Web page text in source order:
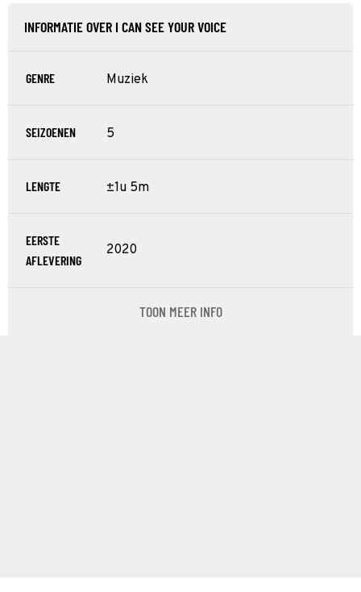
INFORMATIE OVER I CAN SEE YOUR VOICE
GENRE Muziek
SEIZOENEN 5
LENGTE ±1u 5m
EERSTE
AFLEVERING
2020
TOON MEER INFO